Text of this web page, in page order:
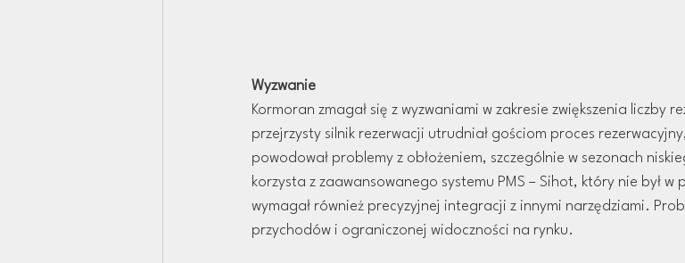
Wyzwanie
Kormoran zmagał się z wyzwaniami w zakresie zwiększenia liczby
przejrzysty silnik rezerwacji utrudniał gościom proces
powodował problemy z obłożeniem, szczególnie w sezonach
korzysta z zaawansowanego systemu PMS – Sihot, który nie był w
wymagał również precyzyjnej integracji z innymi narzędziami.
przychodów i ograniczonej widoczności na rynku.